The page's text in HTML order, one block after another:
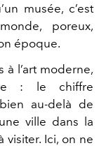
musée, c’est
poreux,
époque.
l’art moderne,
: le chiffre
au-delà de
ville dans la
visiter. Ici, on ne